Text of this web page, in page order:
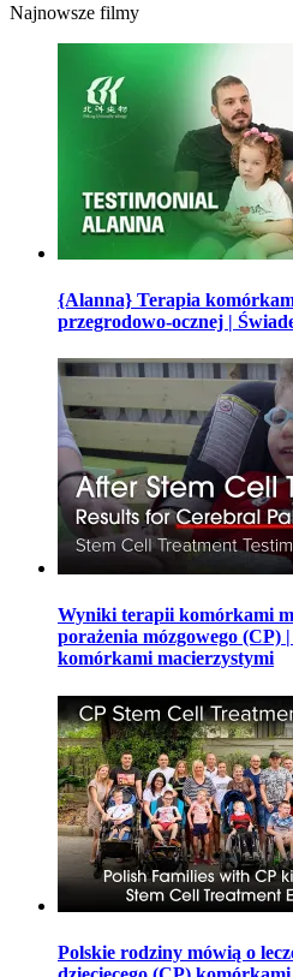
Najnowsze filmy
{Alanna} Terapia
przegrodowo-ocznej |
Wyniki terapii komórkami
porażenia mózgowego (CP)
komórkami macierzystymi
Polskie rodziny mówią o